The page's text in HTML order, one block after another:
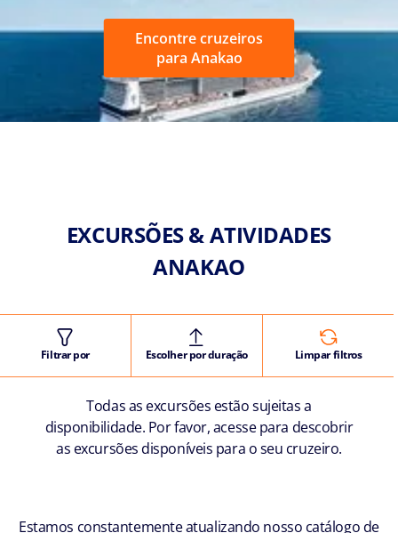
Encontre cruzeiros
para Anakao
EXCURSÕES & ATIVIDADES
ANAKAO
Filtrar por Escolher por duração Limpar filtros
Todas as excursões estão sujeitas a
disponibilidade. Por favor, acesse para descobrir
as excursões disponíveis para o seu cruzeiro.
Estamos constantemente atualizando nosso catálogo de